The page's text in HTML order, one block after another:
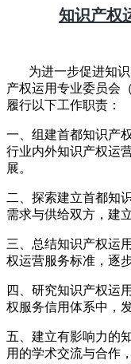
知识产权
为进一步促进知识
产权运用专业委员会
履行以下工作职责：
一、组建首都知识产
行业内外知识产权运
展。
二、探索建立首都知
需求与供给双方，建
三、总结知识产权运
权运营服务标准，逐
四、研究知识产权运
权服务信用体系中，
五、建立有影响力的
用的学术交流与合作